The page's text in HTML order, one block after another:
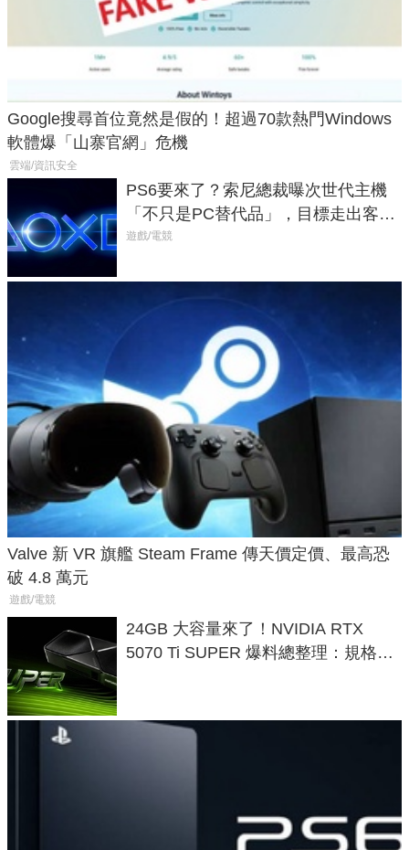
Google搜尋首位竟然是假的！超過70款熱門Windows
軟體爆「山寨官網」危機
雲端/資訊安全
PS6要來了？索尼總裁曝次世代主機
「不只是PC替代品」，目標走出客
廳、進軍電競桌面
遊戲/電競
Valve 新 VR 旗艦 Steam Frame 傳天價定價、最高恐
破 4.8 萬元
遊戲/電競
24GB 大容量來了！NVIDIA RTX
5070 Ti SUPER 爆料總整理：規格、